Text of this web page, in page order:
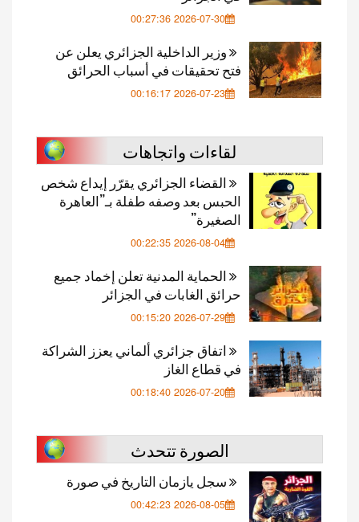
2026-07-30 00:27:36
وزير الداخلية الجزائري يعلن عن
فتح تحقيقات في أسباب الحرائق
2026-07-23 00:16:17
لقاءات واتجاهات
القضاء الجزائري يقرّر إيداع شخص
الحبس بعد وصفه طفلة بـ”العاهرة
الصغيرة”
2026-08-04 00:22:35
الحماية المدنية تعلن إخماد جميع
حرائق الغابات في الجزائر
2026-07-29 00:15:20
اتفاق جزائري ألماني يعزز الشراكة
في قطاع الغاز
2026-07-20 00:18:40
الصورة تتحدث
سجل يازمان التاريخ في صورة
2026-08-05 00:42:23